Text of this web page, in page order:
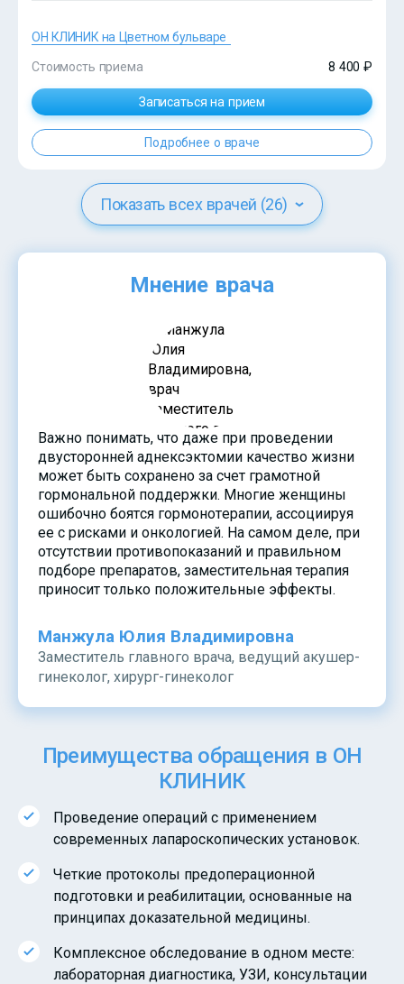
ОН КЛИНИК на Цветном бульваре
Стоимость приема 8 400 ₽
Записаться на прием
Подробнее о враче
Показать всех врачей (26)
Мнение врача
Важно понимать, что даже при проведении
двусторонней аднексэктомии качество жизни
может быть сохранено за счет грамотной
гормональной поддержки. Многие женщины
ошибочно боятся гормонотерапии, ассоциируя
ее с рисками и онкологией. На самом деле, при
отсутствии противопоказаний и правильном
подборе препаратов, заместительная терапия
приносит только положительные эффекты.
Манжула Юлия Владимировна
Заместитель главного врача, ведущий акушер-
гинеколог, хирург-гинеколог
Преимущества обращения в ОН
КЛИНИК
Проведение операций с применением
современных лапароскопических установок.
Четкие протоколы предоперационной
подготовки и реабилитации, основанные на
принципах доказательной медицины.
Комплексное обследование в одном месте:
лабораторная диагностика, УЗИ, консультации